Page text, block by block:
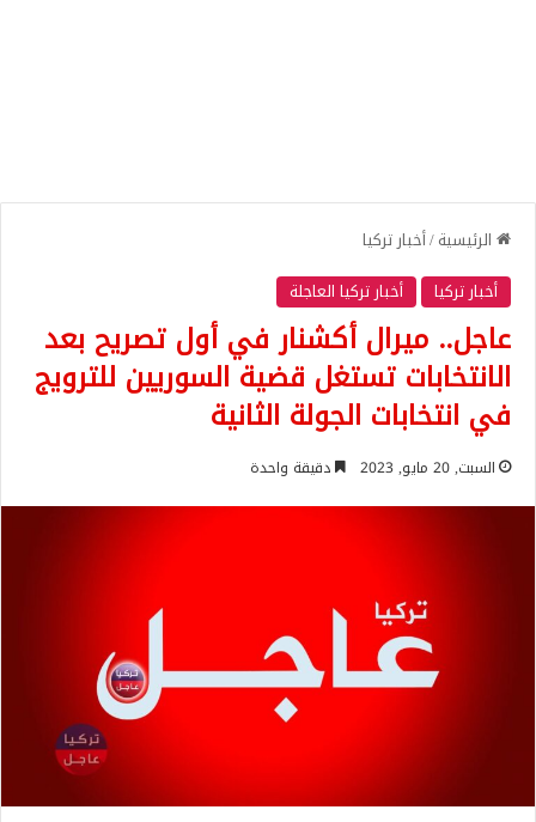
الرئيسية/أخبار تركيا
أخبار تركيا
أخبار تركيا العاجلة
عاجل.. ميرال أكشنار في أول تصريح بعد
الانتخابات تستغل قضية السوريين للترويج
في انتخابات الجولة الثانية
السبت, 20 مايو, 2023 دقيقة واحدة